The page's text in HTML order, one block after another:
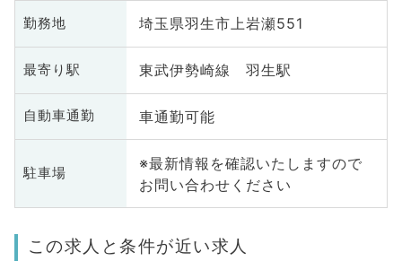
勤務地 埼玉県羽生市上岩瀬551
最寄り駅 東武伊勢崎線 羽生駅
自動車通勤 車通勤可能
駐車場
※最新情報を確認いたしますので
お問い合わせください
この求人と条件が近い求人